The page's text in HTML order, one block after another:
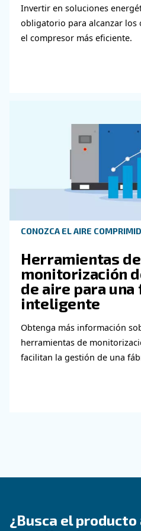
GUÍA PRÁCTICA
Cómo
aire y los
Aprenda a elegir la
adecuados para su
mejorar el flujo de
seguridad y aumentar
CONOZCA EL AIRE